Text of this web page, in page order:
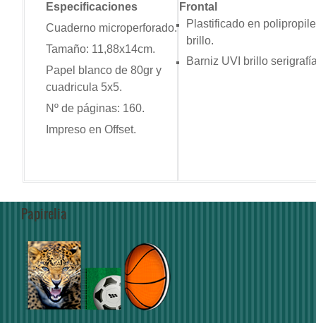
Especificaciones
Cuaderno microperforado.
Tamaño: 11,88x14cm.
Papel blanco de 80gr y
cuadricula 5x5.
Nº de páginas: 160.
Impreso en Offset.
Frontal
Plastificado en
brillo.
Barniz UVI brillo
Papirelia